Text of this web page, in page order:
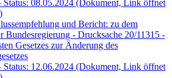
08.05.2024 (Dokument, Link öffnet
und Bericht: zu dem
Bundesregierung - Drucksache 20/11315 -
Gesetzes zur Änderung des
12.06.2024 (Dokument, Link öffnet